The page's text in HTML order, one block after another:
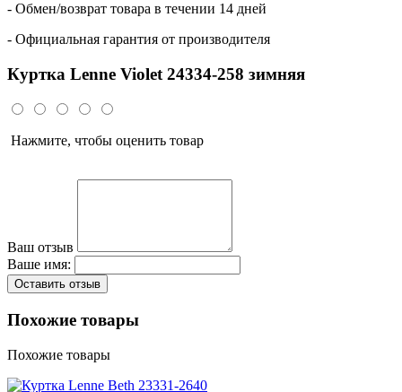
- Обмен/возврат товара в течении 14 дней
- Официальная гарантия от производителя
Куртка Lenne Violet 24334-258 зимняя
Нажмите, чтобы оценить товар
Ваш отзыв
Ваше имя:
Оставить отзыв
Похожие товары
Похожие товары